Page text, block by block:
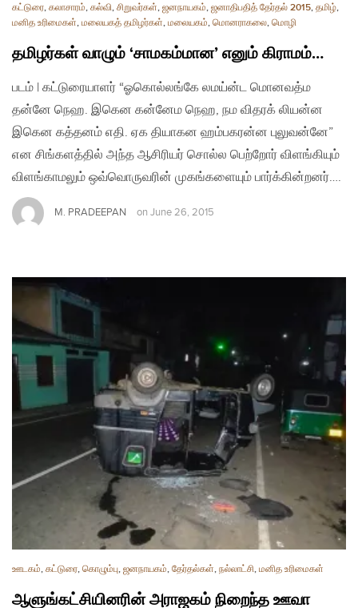
கட்டுரை, கலாசாரம், கல்வி, சிறுவர்கள், ஜனநாயகம், ஜனாதிபதித் தேர்தல் 2015, தமிழ்,
மனித உரிமைகள், மலையகத் தமிழர்கள், மலையகம், மொனராகலை, மொழி
தமிழர்கள் வாழும் ‘சாமகம்மான’ எனும் கிராமம்…
படம் | கட்டுரையாளர் “ஓகொல்லங்கே லமய்ன்ட மொனவத்ம
தன்னே நெஹ. இகென கன்னேம நெஹ, நம விதரக் லியன்ன
இகென கத்தனம் எதி. ஏக தியாகன ஹம்பகரன்ன புலுவன்னே”
என சிங்களத்தில் அந்த ஆசிரியர் சொல்ல பெற்றோர் விளங்கியும்
விளங்காமலும் ஒவ்வொருவரின் முகங்களையும் பார்க்கின்றனர்….
M. PRADEEPAN on June 26, 2015
ஊடகம், கட்டுரை, கொழும்பு, ஜனநாயகம், தேர்தல்கள், நல்லாட்சி, மனித உரிமைகள்
ஆளுங்கட்சியினரின் அராஜகம் நிறைந்த ஊவா